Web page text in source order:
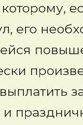
его